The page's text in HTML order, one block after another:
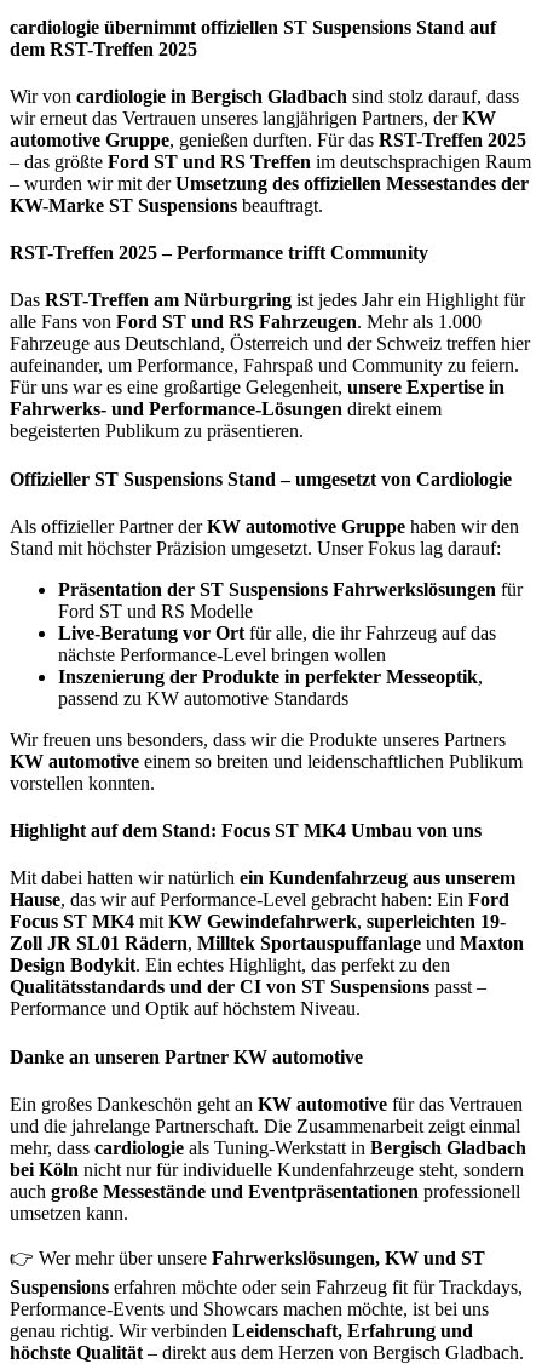
cardiologie übernimmt offiziellen ST Suspensions Stand auf
dem RST-Treffen 2025
Wir von cardiologie in Bergisch Gladbach sind stolz darauf, dass
wir erneut das Vertrauen unseres langjährigen Partners, derKW
automotive Gruppe, genießen durften. Für das RST-Treffen 2025
– das größte Ford ST und RS Treffen im deutschsprachigen Raum
– wurden wir mit derUmsetzung des offiziellen Messestandes der
KW-Marke ST Suspensions beauftragt.
RST-Treffen 2025 – Performance trifft Community
Das RST-Treffen am Nürburgring ist jedes Jahr ein Highlight für
alle Fans von Ford ST und RS Fahrzeugen. Mehr als 1.000
Fahrzeuge aus Deutschland, Österreich und der Schweiz treffen hier
aufeinander, um Performance, Fahrspaß und Community zu feiern.
Für uns war es eine großartige Gelegenheit, unsere Expertise in
Fahrwerks- und Performance-Lösungen direkt einem
begeisterten Publikum zu präsentieren.
Offizieller ST Suspensions Stand – umgesetzt von Cardiologie
Als offizieller Partner derKW automotive Gruppe haben wir den
Stand mit höchster Präzision umgesetzt. Unser Fokus lag darauf:
Präsentation der ST Suspensions Fahrwerkslösungen für
Ford ST und RS Modelle
Live-Beratung vor Ort für alle, die ihr Fahrzeug auf das
nächste Performance-Level bringen wollen
Inszenierung der Produkte in perfekter Messeoptik,
passend zu KW automotive Standards
Wir freuen uns besonders, dass wir die Produkte unseres Partners
KW automotive einem so breiten und leidenschaftlichen Publikum
vorstellen konnten.
Highlight auf dem Stand: Focus ST MK4 Umbau von uns
Mit dabei hatten wir natürlich ein Kundenfahrzeug aus unserem
Hause, das wir auf Performance-Level gebracht haben: Ein Ford
Focus ST MK4 mitKW Gewindefahrwerk, superleichten 19-
Zoll JR SL01 Rädern, Milltek Sportauspuffanlage und Maxton
Design Bodykit. Ein echtes Highlight, das perfekt zu den
Qualitätsstandards und der CI von ST Suspensions passt –
Performance und Optik auf höchstem Niveau.
Danke an unseren Partner KW automotive
Ein großes Dankeschön geht an KW automotive für das Vertrauen
und die jahrelange Partnerschaft. Die Zusammenarbeit zeigt einmal
mehr, dass cardiologie als Tuning-Werkstatt in Bergisch Gladbach
bei Köln nicht nur für individuelle Kundenfahrzeuge steht, sondern
auch große Messestände und Eventpräsentationen professionell
umsetzen kann.
👉 Wer mehr über unsere Fahrwerkslösungen, KW und ST
Suspensions erfahren möchte oder sein Fahrzeug fit für Trackdays,
Performance-Events und Showcars machen möchte, ist bei uns
genau richtig. Wir verbinden Leidenschaft, Erfahrung und
höchste Qualität – direkt aus dem Herzen von Bergisch Gladbach.